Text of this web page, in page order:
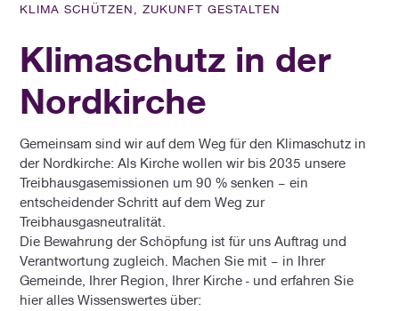
KLIMA SCHÜTZEN, ZUKUNFT GESTALTEN
Klimaschutz in der
Nordkirche
Gemeinsam sind wir auf dem Weg für den Klimaschutz in
der Nordkirche: Als Kirche wollen wir bis 2035 unsere
Treibhausgasemissionen um 90 % senken – ein
entscheidender Schritt auf dem Weg zur
Treibhausgasneutralität.
Die Bewahrung der Schöpfung ist für uns Auftrag und
Verantwortung zugleich. Machen Sie mit – in Ihrer
Gemeinde, Ihrer Region, Ihrer Kirche - und erfahren Sie
hier alles Wissenswertes über: